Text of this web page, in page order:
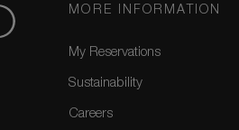
MORE INFORMATION
My Reservations
Sustainability
Careers